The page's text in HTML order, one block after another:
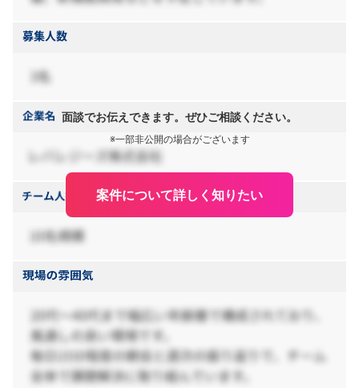
面談でお伝えできます。ぜひご相談ください。
※一部非公開の場合がございます
案件について詳しく知りたい